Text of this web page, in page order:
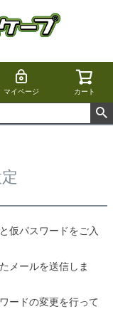
マイページ カート
仮パスワードをご入
メールを送信しま
ードの変更を行って